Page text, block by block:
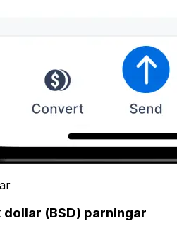
(BSD) parningar